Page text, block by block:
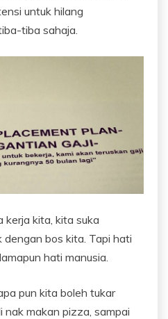
untuk hilang
tiba sahaja.
kerja kita, kita suka
bos kita. Tapi hati
hati manusia.
pun kita boleh tukar
nak makan pizza, sampai